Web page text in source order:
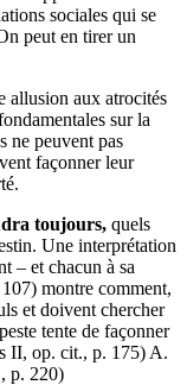
sociales qui se
peut en tirer un
allusion aux atrocités
sur la
ne peuvent pas
façonner leur
toujours, quels
Une interprétation
– et chacun à sa
montre comment,
et doivent chercher
tente de façonner
II, op. cit., p. 175) A.
p. 220)